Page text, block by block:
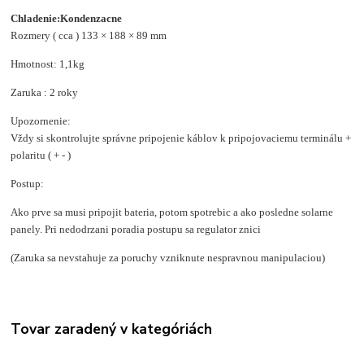
Chladenie:Kondenzacne
Rozmery ( cca ) 133 × 188 × 89 mm
Hmotnost: 1,1kg
Zaruka : 2 roky
Upozornenie:
Vždy si skontrolujte správne pripojenie káblov k pripojovaciemu terminálu +
polaritu ( + - )
Postup:
Ako prve sa musi pripojit bateria, potom spotrebic a ako posledne solarne
panely. Pri nedodrzani poradia postupu sa regulator znici
(Zaruka sa nevstahuje za poruchy vzniknute nespravnou manipulaciou)
Tovar zaradený v kategóriách